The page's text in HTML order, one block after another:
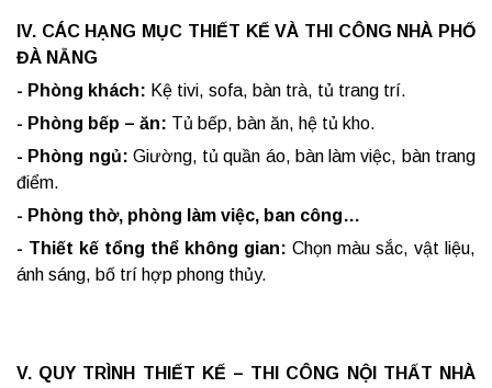
IV. CÁC HẠNG MỤC THIẾT KẾ VÀ THI CÔNG NHÀ PHỐ
ĐÀ NẴNG
- Phòng khách: Kệ tivi, sofa, bàn trà, tủ trang trí.
- Phòng bếp – ăn: Tủ bếp, bàn ăn, hệ tủ kho.
- Phòng ngủ: Giường, tủ quần áo, bàn làm việc, bàn trang
điểm.
- Phòng thờ, phòng làm việc, ban công…
- Thiết kế tổng thể không gian: Chọn màu sắc, vật liệu,
ánh sáng, bố trí hợp phong thủy.
V. QUY TRÌNH THIẾT KẾ – THI CÔNG NỘI THẤT NHÀ